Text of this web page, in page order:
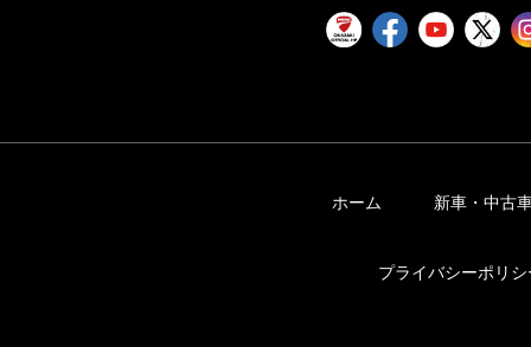
ホーム 新車・中古
プライバシーポリ